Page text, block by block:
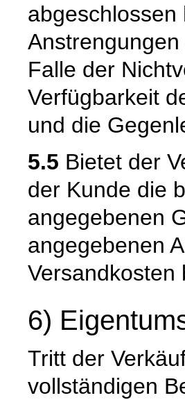
Falle der
Verfügbarkeit
und die
5.5 Bietet der
der Kunde die
angegebenen
angegebenen
Versandkosten
6)
Tritt der
vollständigen